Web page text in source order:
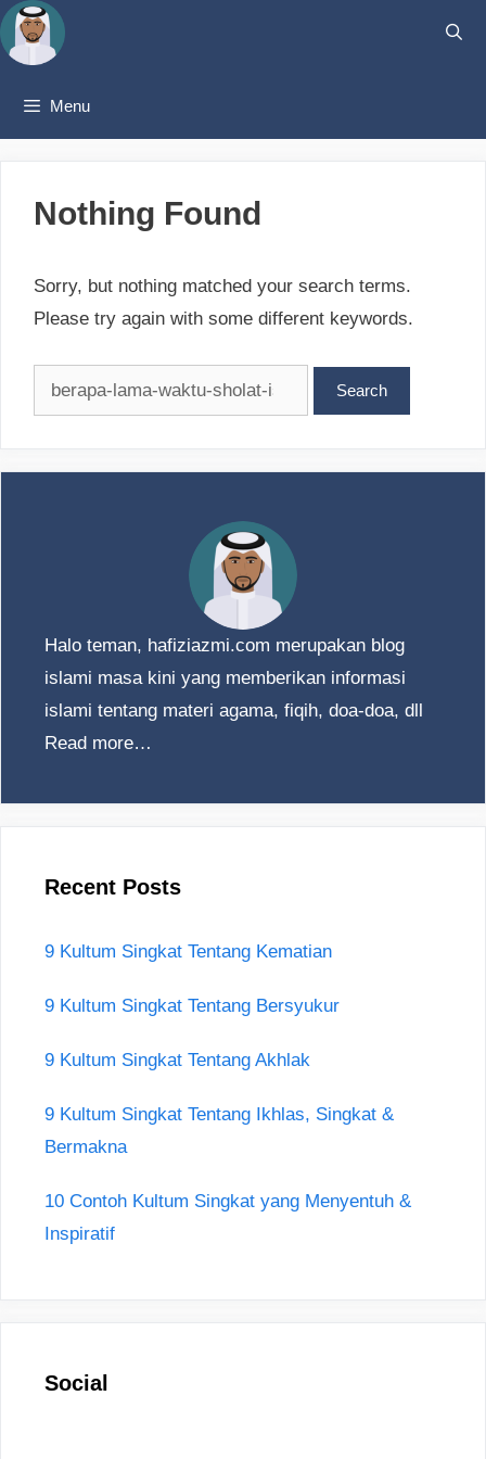
Skip
to
Menu
Nothing Found
Sorry, but nothing matched your search terms.
Please try again with some different keywords.
Search
for:
Halo teman, hafiziazmi.com merupakan blog
islami masa kini yang memberikan informasi
islami tentang materi agama, fiqih, doa-doa, dll
Read more…
Recent Posts
9 Kultum Singkat Tentang Kematian
9 Kultum Singkat Tentang Bersyukur
9 Kultum Singkat Tentang Akhlak
9 Kultum Singkat Tentang Ikhlas, Singkat &
Bermakna
10 Contoh Kultum Singkat yang Menyentuh &
Inspiratif
Social